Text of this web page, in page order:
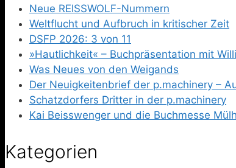
Neue REISSWOLF-Nummern
Weltflucht und Aufbruch in kritischer Zeit
DSFP 2026: 3 von 11
»Hautlichkeit« – Buchpräsentation mit
Was Neues von den Weigands
Der Neuigkeitenbrief der p.machinery –
Schatzdorfers Dritter in der p.machinery
Kai Beisswenger und die Buchmesse
Kategorien